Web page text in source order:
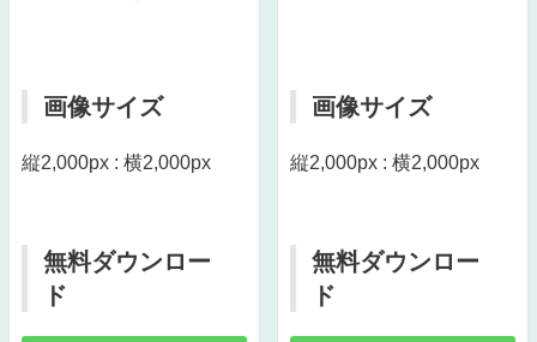
画像サイズ
縦2,000px : 横2,000px
無料ダウンロー
ド
画像サイズ
縦2,000px : 横2,000px
無料ダウンロー
ド